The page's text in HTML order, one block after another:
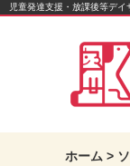
Skip
児童発達支援・放課後等デ
ホーム >